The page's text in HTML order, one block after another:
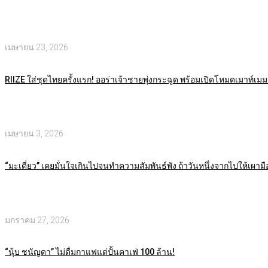
เมษายน 23, 2026
RIIZE ใส่ชุดไทยครั้งแรก! ออร่าเจ้าชายพุ่งกระฉูด พร้อมเปิดโหมดเมาท์เม
เมษายน 3, 2026
“มะเดี่ยว” เคยมั่นใจเกินไปจนทำความสัมพันธ์พัง ถ้าวันหนึ่งจากไปให้เผามื
มกราคม 27, 2026
“นุ้บ ชนัญดา” ไม่ดื่มกาแฟแต่ปั้นคาเฟ่ 100 ล้าน!